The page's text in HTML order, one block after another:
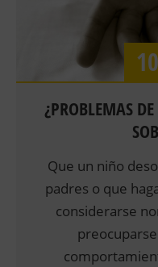
10
¿PROBLEMAS
Que un niño
padres o que
considerarse